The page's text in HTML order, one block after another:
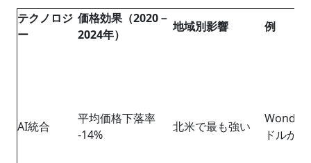
テクノロジ
ー
価格効果（2020－
2024年）
地域別影響 例
AI統合
平均価格下落率
-14%
北米で最も強い
Wonder
ドルか